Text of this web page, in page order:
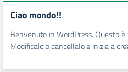
Ciao mondo!!
Benvenuto in WordPress. Questo
Modificalo o cancellalo e inizia a